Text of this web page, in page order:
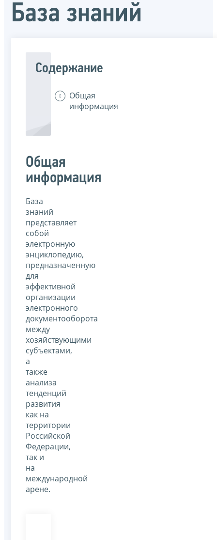
База знаний
Содержание
Общая
информация
Общая
информация
База
знаний
представляет
собой
электронную
энциклопедию,
предназначенную
для
эффективной
организации
электронного
документооборота
между
хозяйствующими
субъектами,
а
также
анализа
тенденций
развития
как на
территории
Российской
Федерации,
так и
на
международной
арене.